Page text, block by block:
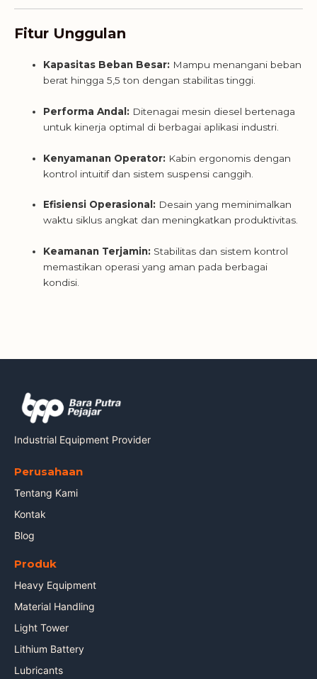
Fitur Unggulan
Kapasitas Beban Besar: Mampu menangani beban
berat hingga 5,5 ton dengan stabilitas tinggi.
Performa Andal: Ditenagai mesin diesel bertenaga
untuk kinerja optimal di berbagai aplikasi industri.
Kenyamanan Operator: Kabin ergonomis dengan
kontrol intuitif dan sistem suspensi canggih.
Efisiensi Operasional: Desain yang meminimalkan
waktu siklus angkat dan meningkatkan produktivitas.
Keamanan Terjamin: Stabilitas dan sistem kontrol
memastikan operasi yang aman pada berbagai
kondisi.
Industrial Equipment Provider
Perusahaan
Tentang Kami
Kontak
Blog
Produk
Heavy Equipment
Material Handling
Light Tower
Lithium Battery
Lubricants